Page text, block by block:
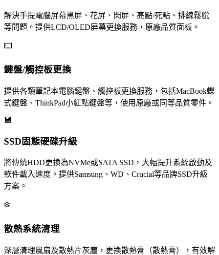
解決手提電腦屏幕黑屏、花屏、閃屏、亮點/死點、排線鬆脫
等問題。提供LCD/OLED屏幕更換服務，原廠品質面板。
⌨️
鍵盤/觸控板更換
提供各類筆記本電腦鍵盤、觸控板更換服務，包括MacBook蝶
式鍵盤、ThinkPad小紅點鍵盤等，使用原廠或同等品質零件。
💾
SSD固態硬碟升級
將傳統HDD更換為NVMe或SATA SSD，大幅提升系統啟動及
軟件載入速度。提供Samsung、WD、Crucial等品牌SSD升級
方案。
❄️
散熱系統清理
深層清理風扇及散熱片灰塵，更換散熱膏（散熱膏），有效解